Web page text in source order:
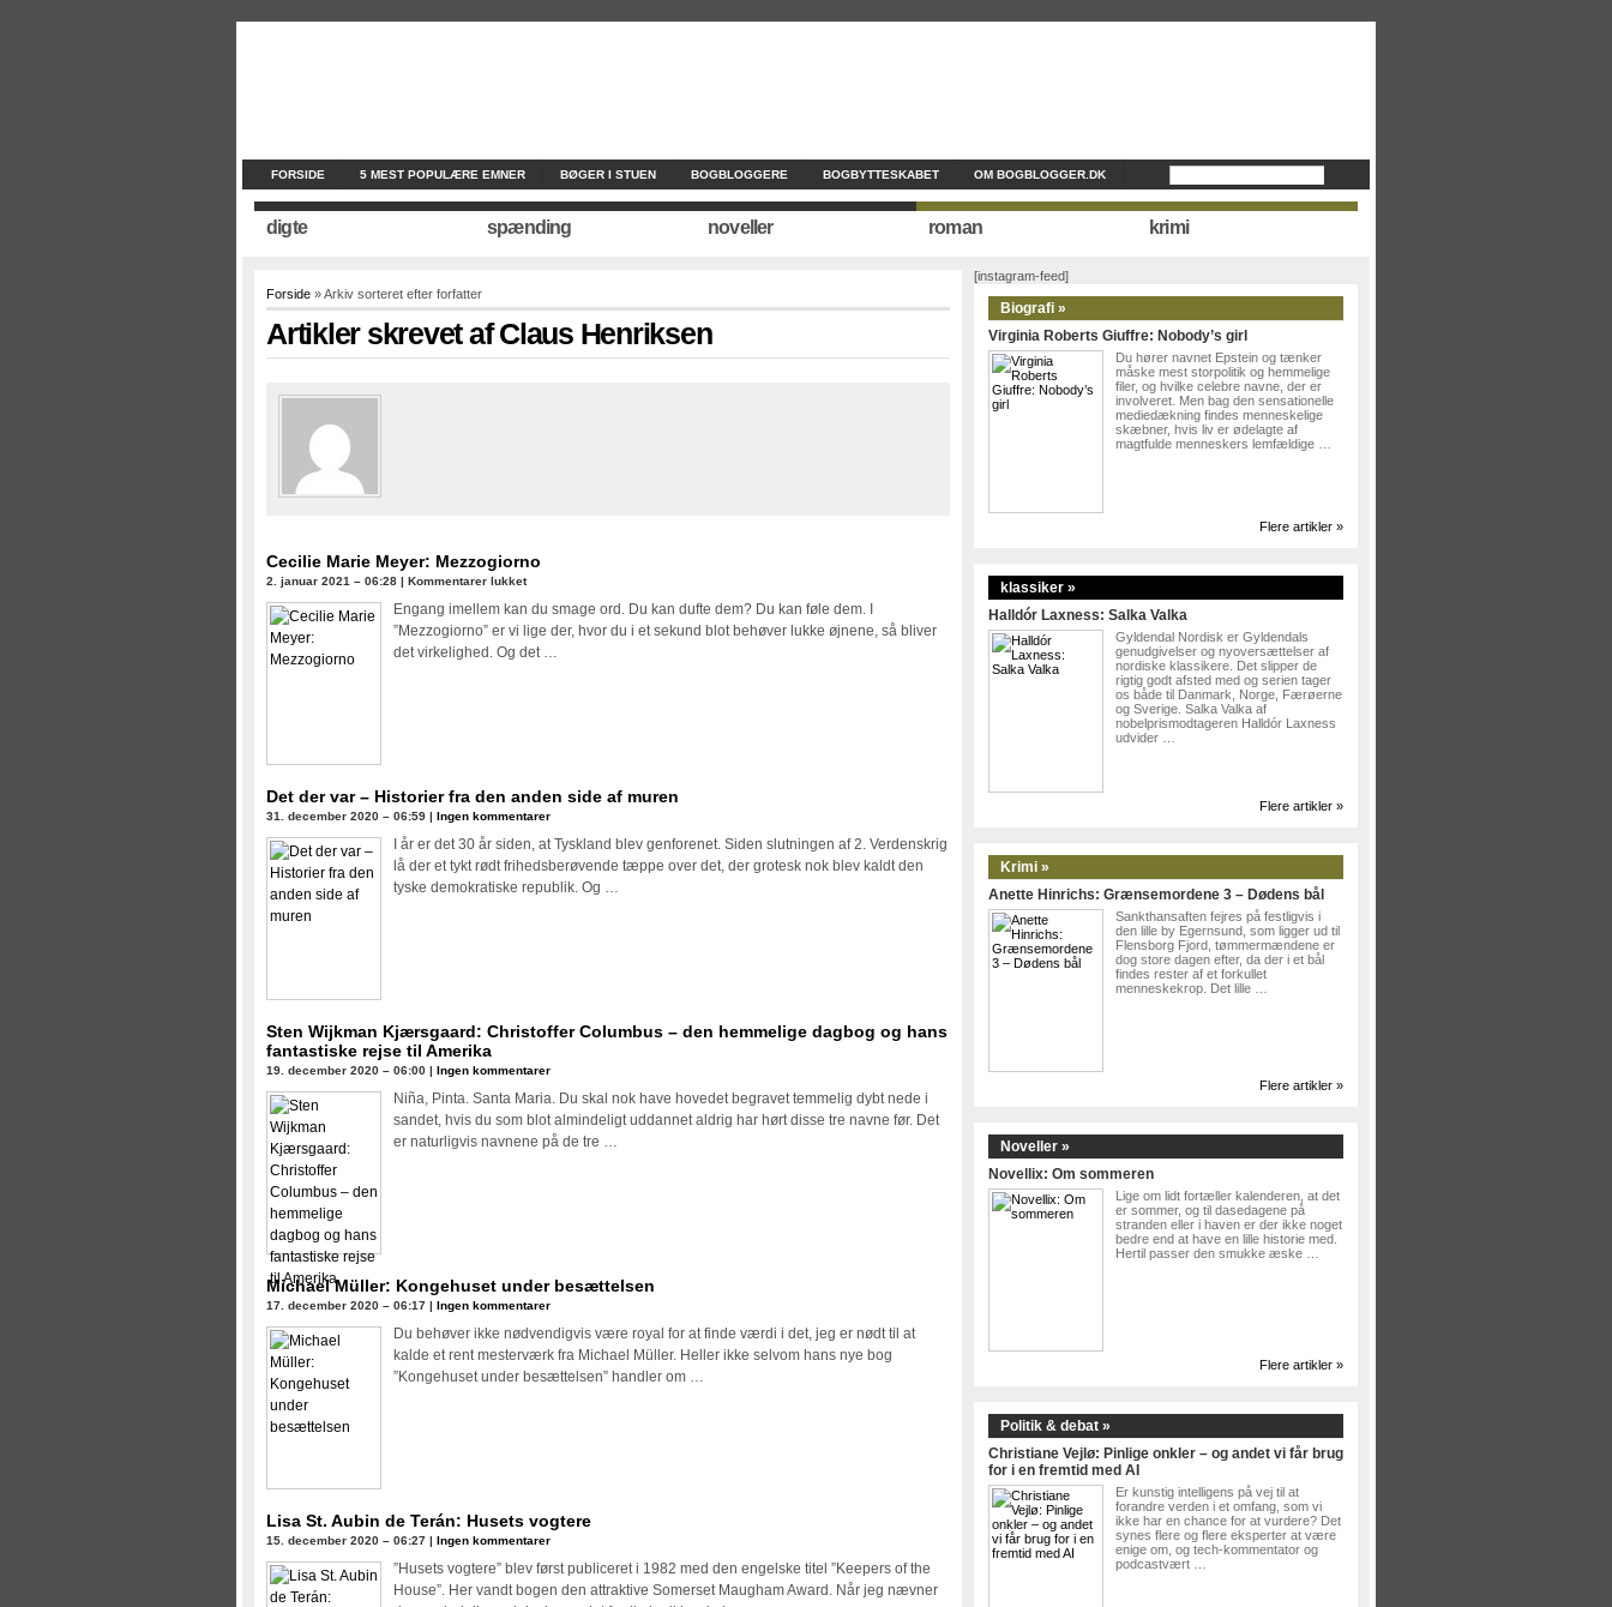
FORSIDE 5 MEST POPULÆRE EMNER BØGER I STUEN BOGBLOGGERE BOGBYTTESKABET OM BOGBLOGGER.DK
digte spænding noveller roman krimi
Forside » Arkiv sorteret efter forfatter
Artikler skrevet af Claus Henriksen
Cecilie Marie Meyer: Mezzogiorno
2. januar 2021 – 06:28 | Kommentarer lukkettil
Cecilie
Marie
Meyer:
Engang imellem kan du smage ord. Du kan dufte dem? Du kan føle dem. I
”Mezzogiorno” er vi lige der, hvor du i et sekund blot behøver lukke øjnene, så bliver
det virkelighed. Og det …
Det der var – Historier fra den anden side af muren
31. december 2020 – 06:59 | Ingen kommentarer
I år er det 30 år siden, at Tyskland blev genforenet. Siden slutningen af 2. Verdenskrig
lå der et tykt rødt frihedsberøvende tæppe over det, der grotesk nok blev kaldt den
tyske demokratiske republik. Og …
Sten Wijkman Kjærsgaard: Christoffer Columbus – den hemmelige dagbog og hans
fantastiske rejse til Amerika
19. december 2020 – 06:00 | Ingen kommentarer
Niña, Pinta. Santa Maria. Du skal nok have hovedet begravet temmelig dybt nede i
sandet, hvis du som blot almindeligt uddannet aldrig har hørt disse tre navne før. Det
er naturligvis navnene på de tre …
Michael Müller: Kongehuset under besættelsen
17. december 2020 – 06:17 | Ingen kommentarer
Du behøver ikke nødvendigvis være royal for at finde værdi i det, jeg er nødt til at
kalde et rent mesterværk fra Michael Müller. Heller ikke selvom hans nye bog
”Kongehuset under besættelsen” handler om …
Lisa St. Aubin de Terán: Husets vogtere
15. december 2020 – 06:27 | Ingen kommentarer
”Husets vogtere” blev først publiceret i 1982 med den engelske titel ”Keepers of the
House”. Her vandt bogen den attraktive Somerset Maugham Award. Når jeg nævner
[instagram-feed]
Biografi »
Virginia Roberts Giuffre: Nobody’s girl
Du hører navnet Epstein og tænker
måske mest storpolitik og hemmelige
filer, og hvilke celebre navne, der er
involveret. Men bag den sensationelle
mediedækning findes menneskelige
skæbner, hvis liv er ødelagte af
magtfulde menneskers lemfældige …
Flere artikler »
klassiker »
Halldór Laxness: Salka Valka
Gyldendal Nordisk er Gyldendals
genudgivelser og nyoversættelser af
nordiske klassikere. Det slipper de
rigtig godt afsted med og serien tager
os både til Danmark, Norge, Færøerne
og Sverige. Salka Valka af
nobelprismodtageren Halldór Laxness
udvider …
Flere artikler »
Krimi »
Anette Hinrichs: Grænsemordene 3 – Dødens bål
Sankthansaften fejres på festligvis i
den lille by Egernsund, som ligger ud til
Flensborg Fjord, tømmermændene er
dog store dagen efter, da der i et bål
findes rester af et forkullet
menneskekrop. Det lille …
Flere artikler »
Noveller »
Novellix: Om sommeren
Lige om lidt fortæller kalenderen, at det
er sommer, og til dasedagene på
stranden eller i haven er der ikke noget
bedre end at have en lille historie med.
Hertil passer den smukke æske …
Flere artikler »
Politik & debat »
Christiane Vejlø: Pinlige onkler – og andet vi får brug
for i en fremtid med AI
Er kunstig intelligens på vej til at
forandre verden i et omfang, som vi
ikke har en chance for at vurdere? Det
synes flere og flere eksperter at være
enige om, og tech-kommentator og
podcastvært …